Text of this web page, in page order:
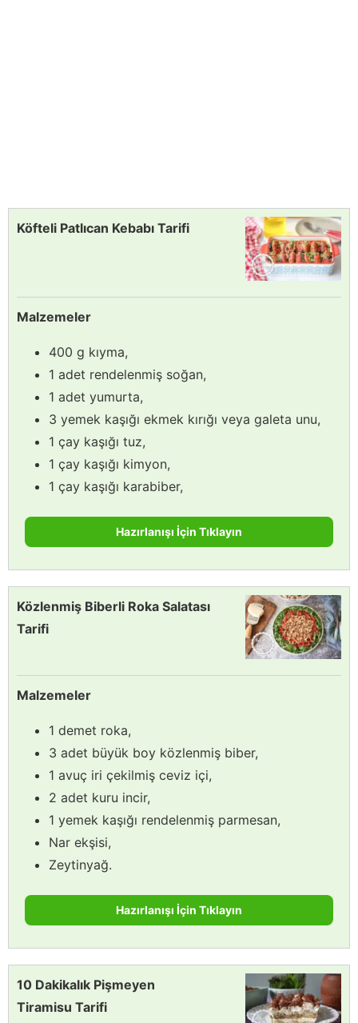
Köfteli Patlıcan Kebabı Tarifi
Malzemeler
400 g kıyma,
1 adet rendelenmiş soğan,
1 adet yumurta,
3 yemek kaşığı ekmek kırığı veya galeta unu,
1 çay kaşığı tuz,
1 çay kaşığı kimyon,
1 çay kaşığı karabiber,
Hazırlanışı İçin Tıklayın
Közlenmiş Biberli Roka Salatası
Tarifi
Malzemeler
1 demet roka,
3 adet büyük boy közlenmiş biber,
1 avuç iri çekilmiş ceviz içi,
2 adet kuru incir,
1 yemek kaşığı rendelenmiş parmesan,
Nar ekşisi,
Zeytinyağ.
Hazırlanışı İçin Tıklayın
10 Dakikalık Pişmeyen
Tiramisu Tarifi